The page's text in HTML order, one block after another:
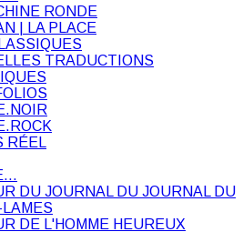
RONDE
| LA PLACE
TRADUCTIONS
RÉEL
DU JOURNAL DU JOURNAL DU
DE L'HOMME HEUREUX